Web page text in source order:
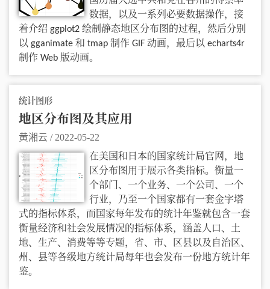
数据，以及一系列必要数据操作，接
着介绍 ggplot2 绘制静态地区分布图的过程，然后分别
以 gganimate 和 tmap 制作 GIF 动画，最后以 echarts4r
制作 Web 版动画。
统计图形
地区分布图及其应用
黄湘云 / 2022-05-22
在美国和日本的国家统计局官网，地
区分布图用于展示各类指标。衡量一
个部门、一个业务、一个公司、一个
行业，乃至一个国家都有一套金字塔
式的指标体系，而国家每年发布的统计年鉴就包含一套
衡量经济和社会发展情况的指标体系，涵盖人口、土
地、生产、消费等等专题，省、市、区县以及自治区、
州、县等各级地方统计局每年也会发布一份地方统计年
鉴。